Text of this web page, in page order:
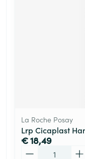
La Roche Posay
Lrp Cicaplast
€ 18,49